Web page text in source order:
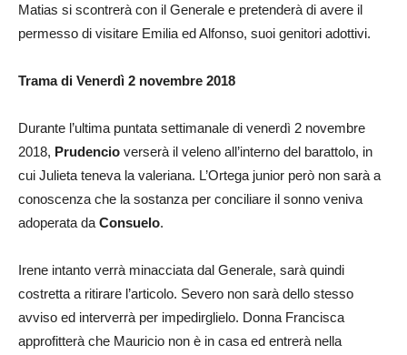
Matias si scontrerà con il Generale e pretenderà di avere il
permesso di visitare Emilia ed Alfonso, suoi genitori adottivi.
Trama di Venerdì 2 novembre 2018
Durante l’ultima puntata settimanale di venerdì 2 novembre
2018, Prudencio verserà il veleno all’interno del barattolo, in
cui Julieta teneva la valeriana. L’Ortega junior però non sarà a
conoscenza che la sostanza per conciliare il sonno veniva
adoperata da Consuelo.
Irene intanto verrà minacciata dal Generale, sarà quindi
costretta a ritirare l’articolo. Severo non sarà dello stesso
avviso ed interverrà per impedirglielo. Donna Francisca
approfitterà che Mauricio non è in casa ed entrerà nella